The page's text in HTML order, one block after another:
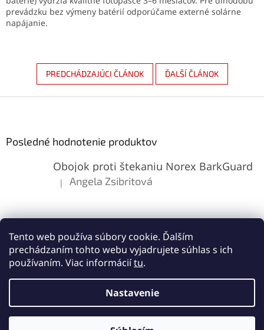
Tento web používa súbory cookie. Ďalším
prechádzaním tohto webu vyjadrujete súhlas s ich
používaním. Viac informáciítu.
Nastavenie
prevádzku bez výmeny batérií odporúčame externé solárne
napájanie.
PREDCHÁDZAJÚCI ČLÁNOK ĎALŠÍ ČLÁNOK
Posledné hodnotenie produktov
Obojok proti štekaniu Norex BarkGuard
Hodnotenie produktu je 5 z 5 hviezdičiek.
| Angela Zsibritová
Vytvoril Shoptet
Copyright 2026Lemes.sk. Všetky práva vyhradené.Upraviť